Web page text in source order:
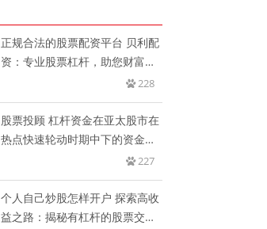
正规合法的股票配资平台 贝利配
资：专业股票杠杆，助您财富增
228
股票投顾 杠杆资金在亚太股市在
热点快速轮动时期中下的资金效
227
个人自己炒股怎样开户 探索高收
益之路：揭秘有杠杆的股票交易